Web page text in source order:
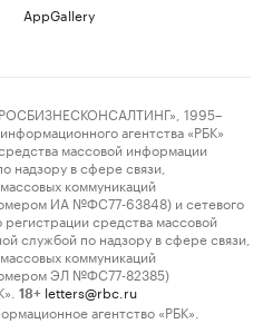
AppGallery
1995–
агентства «РБК»
массовой информации
надзору в сфере связи,
коммуникаций
ИА №ФС77-63848) и сетевого
регистрации средства массовой
службой по надзору в сфере связи,
коммуникаций
ЭЛ №ФС77-82385)
18+ letters@rbc.ru
агентство «РБК».